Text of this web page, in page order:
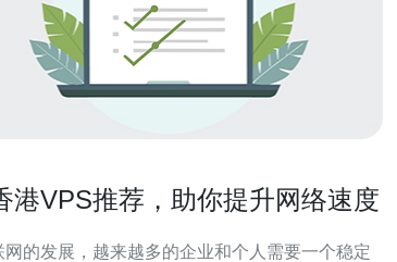
港VPS推荐，助你提升网络速度
网的发展，越来越多的企业和个人需要一个稳定